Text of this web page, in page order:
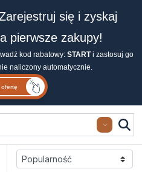
się i zyskaj
pierwsze zakupy!
kod rabatowy: STARTi zastosuj go
naliczony automatycznie.
Search